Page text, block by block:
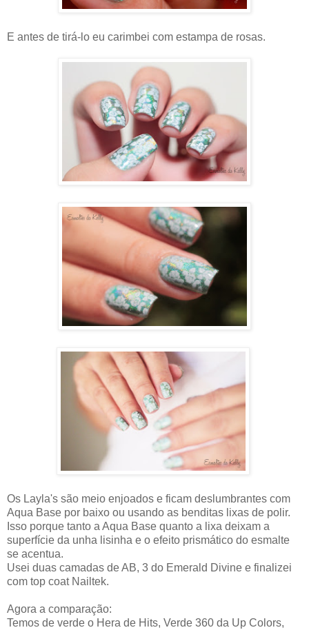
E antes de tirá-lo eu carimbei com estampa de rosas.
Os Layla's são meio enjoados e ficam deslumbrantes com
Aqua Base por baixo ou usando as benditas lixas de polir.
Isso porque tanto a Aqua Base quanto a lixa deixam a
superfície da unha lisinha e o efeito prismático do esmalte
se acentua.
Usei duas camadas de AB, 3 do Emerald Divine e finalizei
com top coat Nailtek.
Agora a comparação:
Temos de verde o Hera de Hits, Verde 360 da Up Colors,